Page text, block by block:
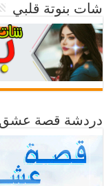
شات بنوتة قلبي
دردشة قصة عشق